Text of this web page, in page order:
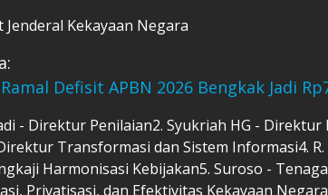
Kekayaan Negara
Defisit APBN 2026 Bengkak Jadi
- Direktur Penilaian2. Syukriah HG - Direktur
Transformasi dan Sistem Informasi4.
Harmonisasi Kebijakan5. Suroso -
Privatisasi, dan Efektivitas Kekayaan